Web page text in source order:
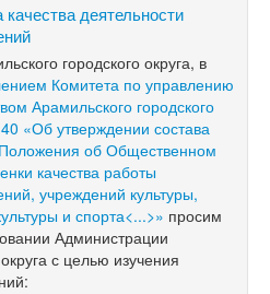
деятельности
городского округа, в
Комитета по управлению
Арамильского городского
«Об утверждении состава
об Общественном
качества работы
учреждений культуры,
и спорта<...>» просим
Администрации
с целью изучения